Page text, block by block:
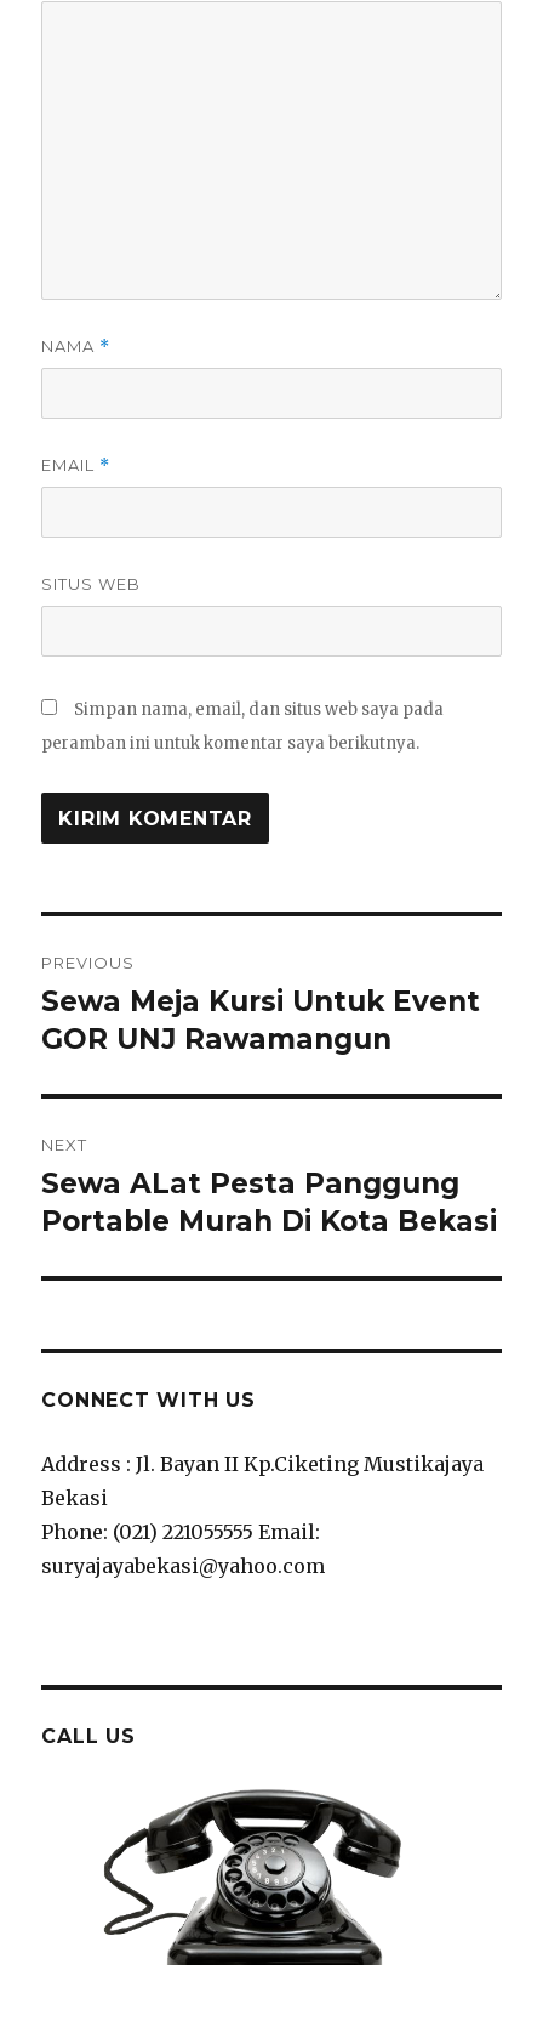
NAMA *
EMAIL *
SITUS WEB
Simpan nama, email, dan situs web saya pada
peramban ini untuk komentar saya berikutnya.
pos
PREVIOUS
Previous
post:
Sewa Meja Kursi Untuk Event
GOR UNJ Rawamangun
NEXT
Next
post:
Sewa ALat Pesta Panggung
Portable Murah Di Kota Bekasi
CONNECT WITH US
Address : Jl. Bayan II Kp.Ciketing Mustikajaya
Bekasi
Phone: (021) 221055555 Email:
suryajayabekasi@yahoo.com
CALL US